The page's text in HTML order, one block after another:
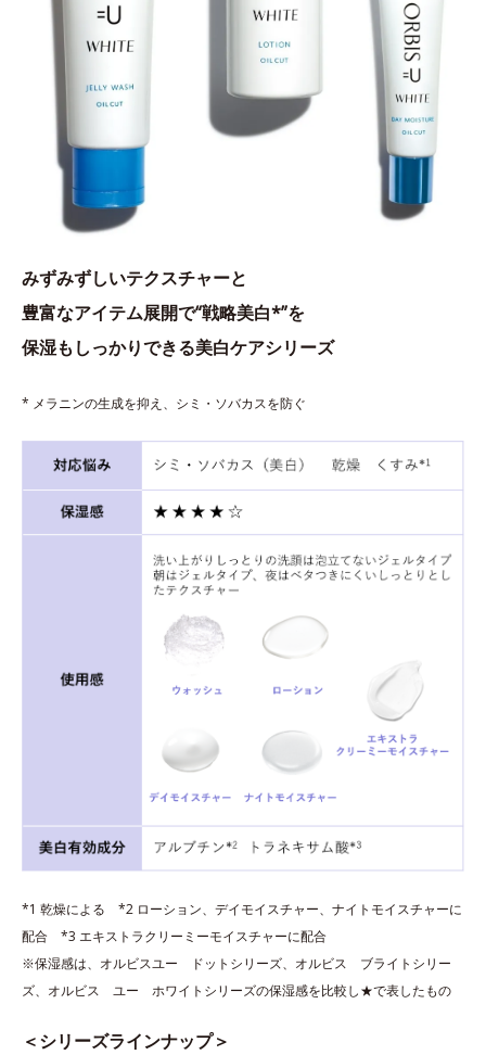
みずみずしいテクスチャーと
豊富なアイテム展開で“戦略美白*”を
保湿もしっかりできる美白ケアシリーズ
* メラニンの生成を抑え、シミ・ソバカスを防ぐ
*1 乾燥による *2 ローション、デイモイスチャー、ナイトモイスチャーに
配合 *3 エキストラクリーミーモイスチャーに配合
※保湿感は、オルビスユー ドットシリーズ、オルビス ブライトシリー
ズ、オルビス ユー ホワイトシリーズの保湿感を比較し★で表したもの
＜シリーズラインナップ＞